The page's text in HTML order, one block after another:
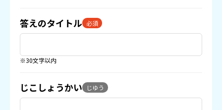
答えのタイトル 必須
※30文字以内
じこしょうかい じゆう